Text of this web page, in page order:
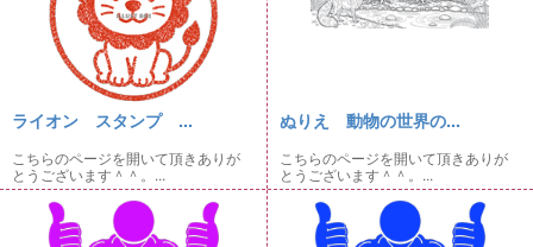
ライオン スタンプ ...
こちらのページを開いて頂きありが
とうございます＾＾。...
ぬりえ 動物の世界の...
こちらのページを開いて頂きありが
とうございます＾＾。...